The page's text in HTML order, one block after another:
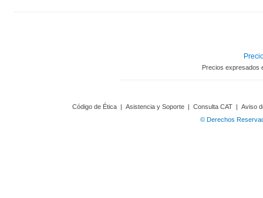
Precios expresados
Código de Ética | Asistencia y Soporte | Consulta CAT | Aviso
© Derechos